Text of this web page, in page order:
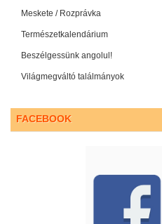
Meskete / Rozprávka
Természetkalendárium
Beszélgessünk angolul!
Világmegváltó találmányok
FACEBOOK